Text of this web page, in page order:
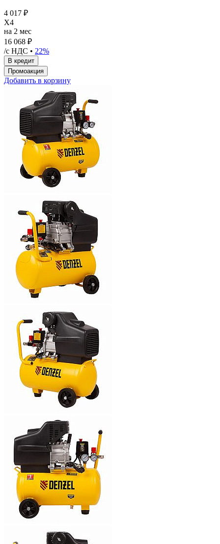
4 017 ₽
X4
на 2 мес
16 068 ₽
/с НДС • 22%
Добавить в корзину